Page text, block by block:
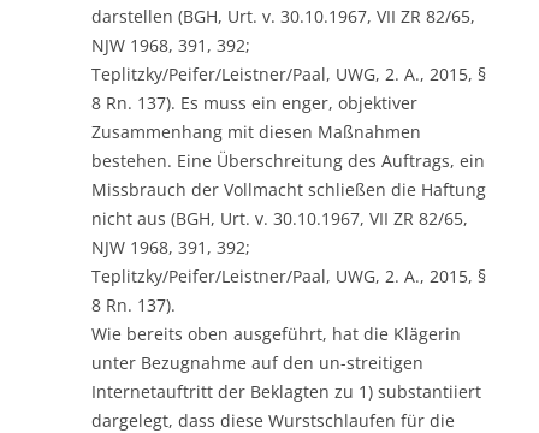
darstellen (BGH, Urt. v. 30.10.1967, VII ZR 82/65,
NJW 1968, 391, 392;
Teplitzky/Peifer/Leistner/Paal, UWG, 2. A., 2015, §
8 Rn. 137). Es muss ein enger, objektiver
Zusammenhang mit diesen Maßnahmen
bestehen. Eine Überschreitung des Auftrags, ein
Missbrauch der Vollmacht schließen die Haftung
nicht aus (BGH, Urt. v. 30.10.1967, VII ZR 82/65,
NJW 1968, 391, 392;
Teplitzky/Peifer/Leistner/Paal, UWG, 2. A., 2015, §
8 Rn. 137).
Wie bereits oben ausgeführt, hat die Klägerin
unter Bezugnahme auf den un-streitigen
Internetauftritt der Beklagten zu 1) substantiiert
dargelegt, dass diese Wurstschlaufen für die